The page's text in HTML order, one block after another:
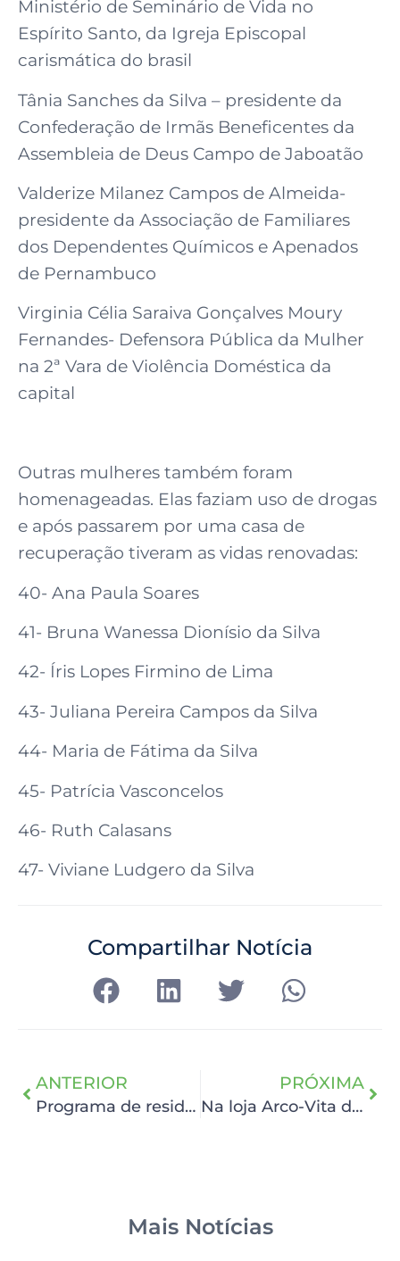
Ministério de Seminário de Vida no
Espírito Santo, da Igreja Episcopal
carismática do brasil
Tânia Sanches da Silva – presidente da
Confederação de Irmãs Beneficentes da
Assembleia de Deus Campo de Jaboatão
Valderize Milanez Campos de Almeida-
presidente da Associação de Familiares
dos Dependentes Químicos e Apenados
de Pernambuco
Virginia Célia Saraiva Gonçalves Moury
Fernandes- Defensora Pública da Mulher
na 2ª Vara de Violência Doméstica da
capital
Outras mulheres também foram
homenageadas. Elas faziam uso de drogas
e após passarem por uma casa de
recuperação tiveram as vidas renovadas:
40- Ana Paula Soares
41- Bruna Wanessa Dionísio da Silva
42- Íris Lopes Firmino de Lima
43- Juliana Pereira Campos da Silva
44- Maria de Fátima da Silva
45- Patrícia Vasconcelos
46- Ruth Calasans
47- Viviane Ludgero da Silva
Compartilhar Notícia
ANTERIOR
Programa de residência do HCP especializa 20 novos profissionais em oncologia
PRÓXIMA
Na loja Arco-Vita de Porto de Galinhas, HCP recebe R$ 43.319,61
Mais Notícias